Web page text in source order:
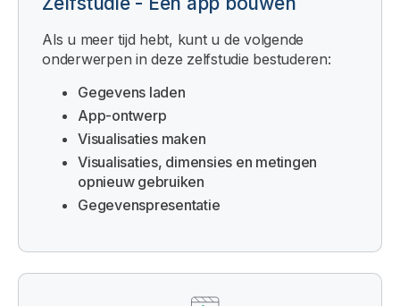
Als u meer tijd hebt, kunt u de volgende
onderwerpen in deze zelfstudie bestuderen:
Gegevens laden
App-ontwerp
Visualisaties maken
Visualisaties, dimensies en metingen
opnieuw gebruiken
Gegevenspresentatie